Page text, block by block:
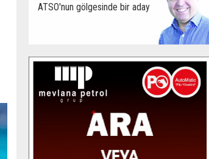
ATSO'nun gölgesinde bir aday